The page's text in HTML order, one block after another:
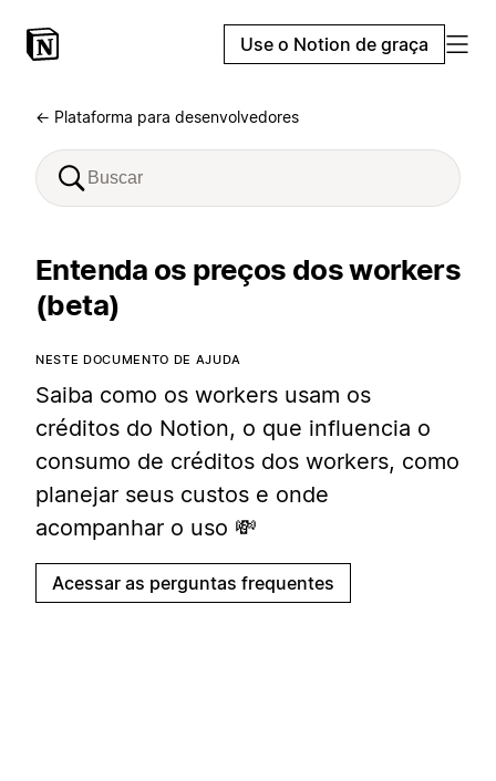
Use o Notion de graça
← Plataforma para desenvolvedores
Entenda os preços dos workers
(beta)
NESTE DOCUMENTO DE AJUDA
Saiba como os workers usam os
créditos do Notion, o que influencia o
consumo de créditos dos workers, como
planejar seus custos e onde
acompanhar o uso 💸
Acessar as perguntas frequentes